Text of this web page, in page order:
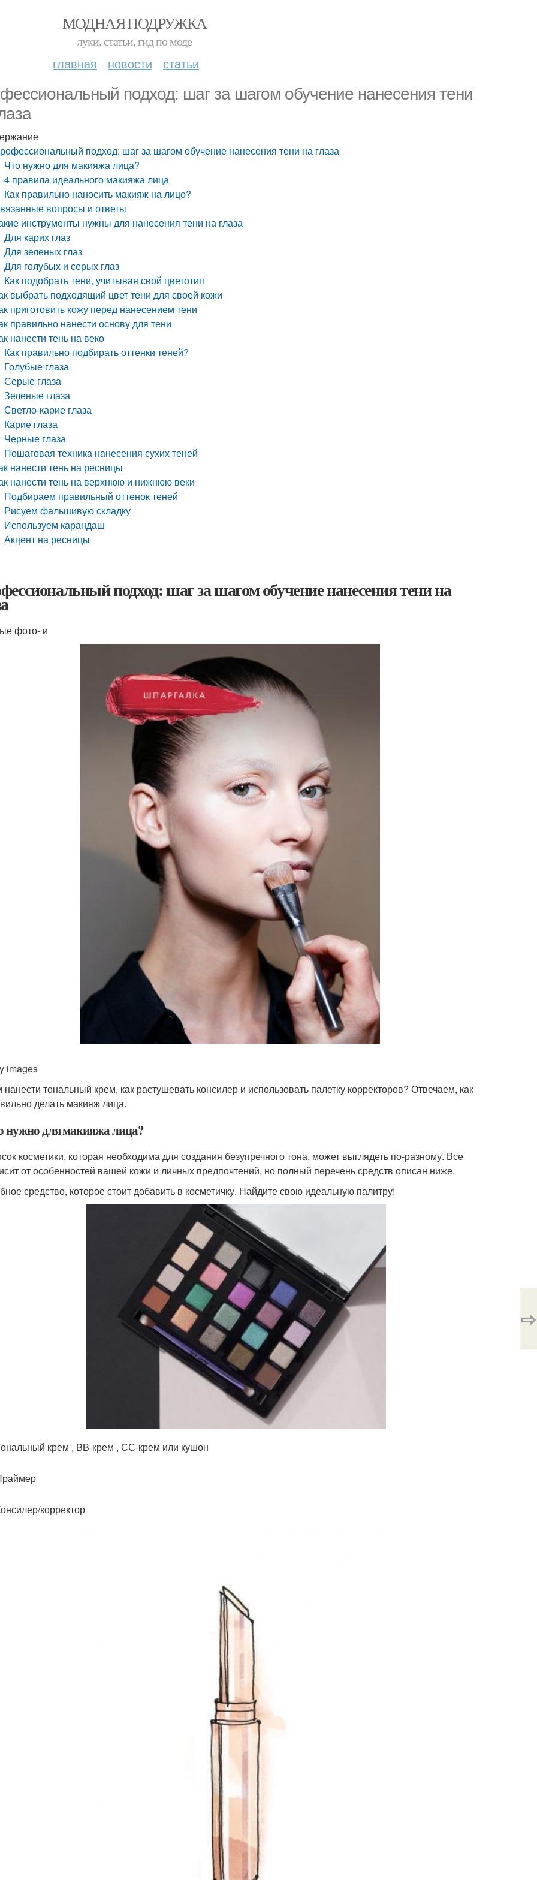
МОДНАЯ ПОДРУЖКА
луки, статьи, гид по моде
главная новости статьи
подход: шаг за шагом обучение нанесения тени
подход: шаг за шагом обучение нанесения тени на глаза
Что нужно для макияжа лица?
4 правила идеального макияжа лица
Как правильно наносить макияж на лицо?
вопросы и ответы
инструменты нужны для нанесения тени на глаза
Для карих глаз
Для зеленых глаз
Для голубых и серых глаз
Как подобрать тени, учитывая свой цветотип
выбрать подходящий цвет тени для своей кожи
приготовить кожу перед нанесением тени
правильно нанести основу для тени
нанести тень на веко
Как правильно подбирать оттенки теней?
Голубые глаза
Серые глаза
Зеленые глаза
Светло-карие глаза
Карие глаза
Черные глаза
Пошаговая техника нанесения сухих теней
нанести тень на ресницы
нанести тень на верхнюю и нижнюю веки
Подбираем правильный оттенок теней
Рисуем фальшивую складку
Используем карандаш
Акцент на ресницы
подход: шаг за шагом обучение нанесения тени на
фото- и
images
тональный крем, как растушевать консилер и использовать палетку корректоров? Отвечаем, как
делать макияж лица.
нужно для макияжа лица?
косметики, которая необходима для создания безупречного тона, может выглядеть по-разному. Все
от особенностей вашей кожи и личных предпочтений, но полный перечень средств описан ниже.
средство, которое стоит добавить в косметичку. Найдите свою идеальную палитру!
крем , BB-крем , СС-крем или кушон
корректор
⇨